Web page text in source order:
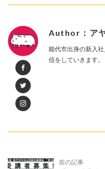
Author：ア
能代市出身の新入
信をしていきます。
前の記事